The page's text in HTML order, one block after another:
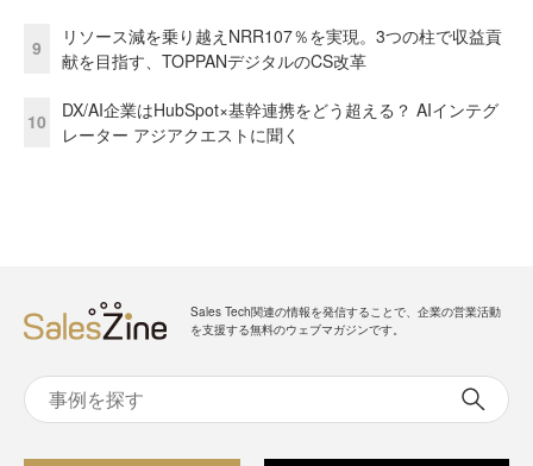
9
リソース減を乗り越えNRR107％を実現。3つの柱で収益貢
献を目指す、TOPPANデジタルのCS改革
10
DX/AI企業はHubSpot×基幹連携をどう超える？ AIインテグ
レーター アジアクエストに聞く
Sales Tech関連の情報を発信することで、企業の営業活動
を支援する無料のウェブマガジンです。